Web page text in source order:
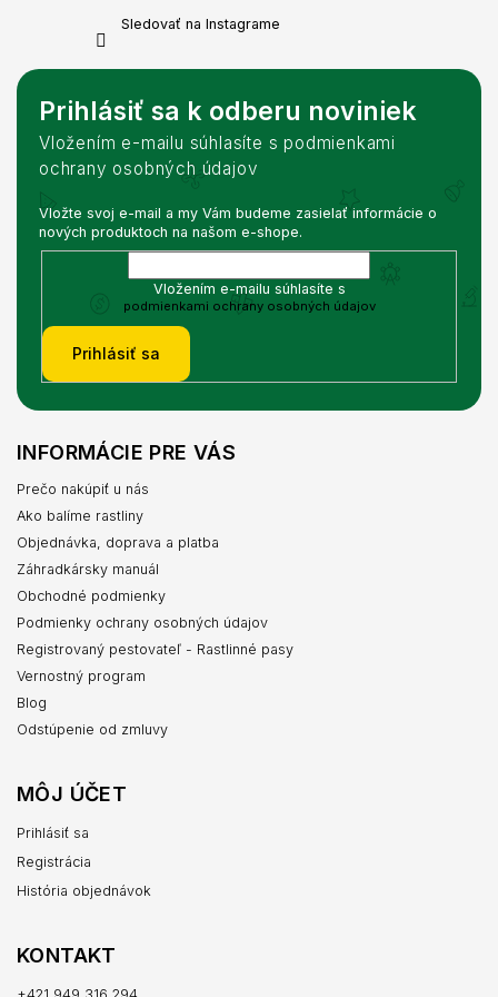
Sledovať na Instagrame
Prihlásiť sa k odberu noviniek
Vložením e-mailu súhlasíte s podmienkami
ochrany osobných údajov
Vložte svoj e-mail a my Vám budeme zasielať informácie o
nových produktoch na našom e-shope.
Vložením e-mailu súhlasíte s
podmienkami ochrany osobných údajov
Prihlásiť sa
INFORMÁCIE PRE VÁS
Prečo nakúpiť u nás
Ako balíme rastliny
Objednávka, doprava a platba
Záhradkársky manuál
Obchodné podmienky
Podmienky ochrany osobných údajov
Registrovaný pestovateľ - Rastlinné pasy
Vernostný program
Blog
Odstúpenie od zmluvy
MÔJ ÚČET
Prihlásiť sa
Registrácia
História objednávok
KONTAKT